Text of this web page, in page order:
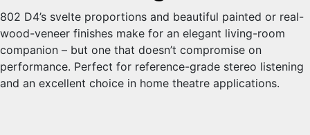
802 D4’s svelte proportions and beautiful painted or real-
wood-veneer finishes make for an elegant living-room
companion – but one that doesn’t compromise on
performance. Perfect for reference-grade stereo listening
and an excellent choice in home theatre applications.